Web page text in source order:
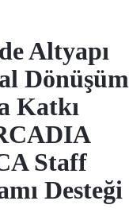
Altyapı
Dönüşüm
Katkı
Staff
Desteği